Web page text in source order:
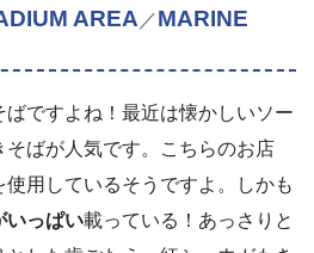
AREA ／MARINE
ですよね！最近は懐かしいソー
そばが人気です。こちらのお店
使用しているそうですよ。しかも
いっぱい載っている！あっさりと